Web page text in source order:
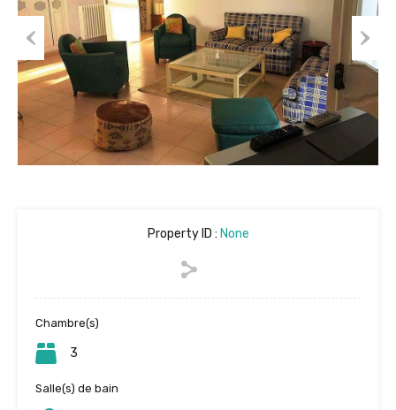
Prev
ious
Nex
Property ID : None
Chambre(s)
3
Salle(s) de bain